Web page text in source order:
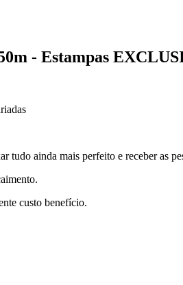
- Estampas
tudo ainda mais perfeito e receber as
custo benefício.